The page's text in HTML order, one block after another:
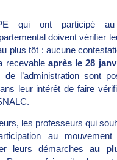
qui ont participé au
doivent vérifier
plus tôt : aucune
recevable après le 28
de l’administration sont
leur intérêt de faire
les professeurs qui
au
leurs démarches au